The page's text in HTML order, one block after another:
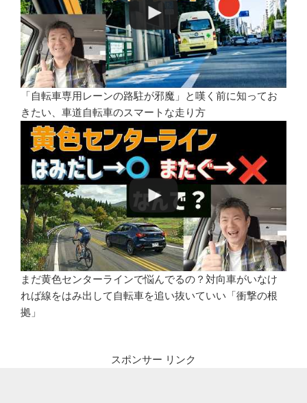
「自転車専用レーンの路駐が邪魔」と嘆く前に知ってお
きたい、車道自転車のスマートな走り方
まだ黄色センターラインで悩んでるの？対向車がいなけ
れば線をはみ出して自転車を追い抜いていい「衝撃の根
拠」
スポンサー リンク